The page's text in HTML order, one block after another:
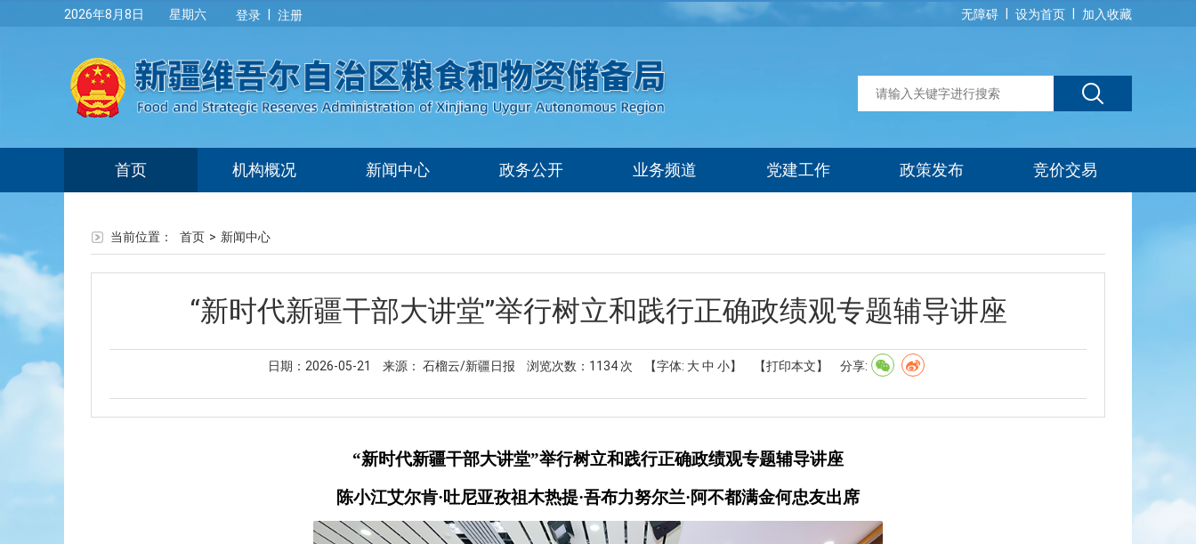
2026年8月8日 星期六 登录 注册 无障碍 设为首页 加入收藏
首页 机构概况 新闻中心 政务公开 业务频道 党建工作 政策发布 竞价交易
当前位置： 首页 > 新闻中心
“新时代新疆干部大讲堂”举行树立和践行正确政绩观专题辅导讲座
日期：2026-05-21 来源： 石榴云/新疆日报 浏览次数： 1134 次 【字体: 大中 小】 【打印本文】 分享:
“新时代新疆干部大讲堂”举行树立和践行正确政绩观专题辅导讲座
陈小江艾尔肯·吐尼亚孜祖木热提·吾布力努尔兰·阿不都满金何忠友出席